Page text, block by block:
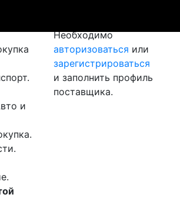
и
Необходимо
авторизоваться или
зарегистрироваться
и заполнить профиль
поставщика.